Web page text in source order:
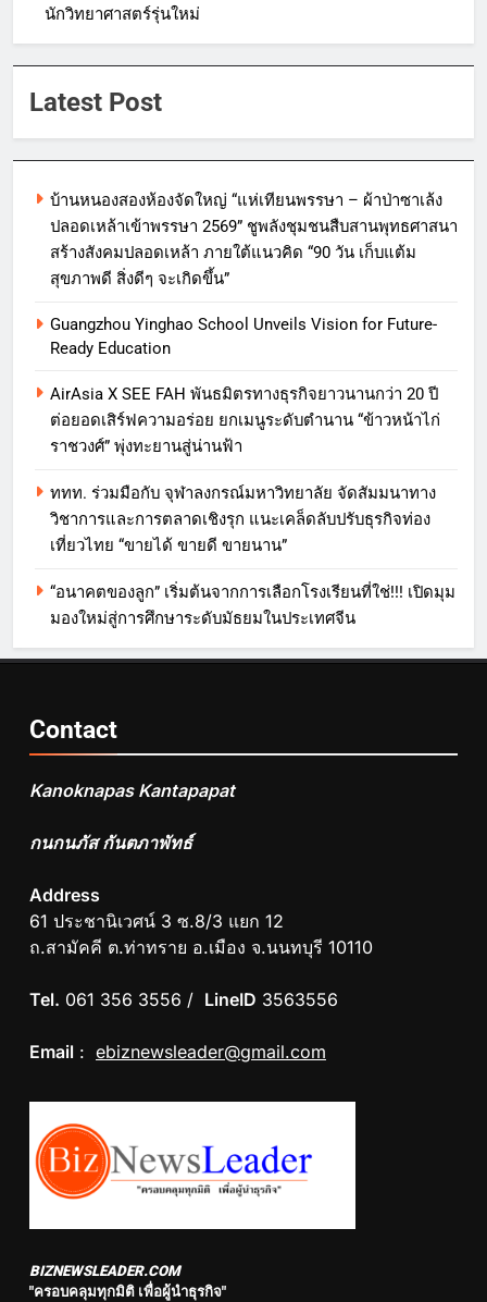
นักวิทยาศาสตร์รุ่นใหม่
Latest Post
บ้านหนองสองห้องจัดใหญ่ “แห่เทียนพรรษา – ผ้าป่าซาเล้ง
ปลอดเหล้าเข้าพรรษา 2569” ชูพลังชุมชนสืบสานพุทธศาสนา
สร้างสังคมปลอดเหล้า ภายใต้แนวคิด “90 วัน เก็บแต้ม
สุขภาพดี สิ่งดีๆ จะเกิดขึ้น”
Guangzhou Yinghao School Unveils Vision for Future-
Ready Education
AirAsia X SEE FAH พันธมิตรทางธุรกิจยาวนานกว่า 20 ปี
ต่อยอดเสิร์ฟความอร่อย ยกเมนูระดับตำนาน “ข้าวหน้าไก่
ราชวงศ์” พุ่งทะยานสู่น่านฟ้า
ททท. ร่วมมือกับ จุฬาลงกรณ์มหาวิทยาลัย จัดสัมมนาทาง
วิชาการและการตลาดเชิงรุก แนะเคล็ดลับปรับธุรกิจท่อง
เที่ยวไทย “ขายได้ ขายดี ขายนาน”
“อนาคตของลูก” เริ่มต้นจากการเลือกโรงเรียนที่ใช่!!! เปิดมุม
มองใหม่สู่การศึกษาระดับมัธยมในประเทศจีน
Contact
Kanoknapas Kantapapat
กนกนภัส กันตภาพัทธ์
Address
61 ประชานิเวศน์ 3 ซ.8/3 แยก 12
ถ.สามัคคี ต.ท่าทราย อ.เมือง จ.นนทบุรี 10110
Tel. 061 356 3556 / LineID 3563556
Email : ebiznewsleader@gmail.com
BIZNEWSLEADER.COM
"ครอบคลุมทุกมิติ เพื่อผู้นำธุรกิจ"